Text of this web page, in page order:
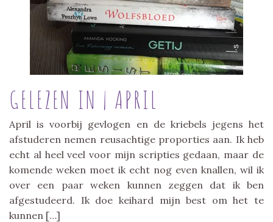
GELEZEN IN | APRIL
April is voorbij gevlogen en de kriebels jegens het
afstuderen nemen reusachtige proporties aan. Ik heb
echt al heel veel voor mijn scripties gedaan, maar de
komende weken moet ik echt nog even knallen, wil ik
over een paar weken kunnen zeggen dat ik ben
afgestudeerd. Ik doe keihard mijn best om het te
kunnen […]